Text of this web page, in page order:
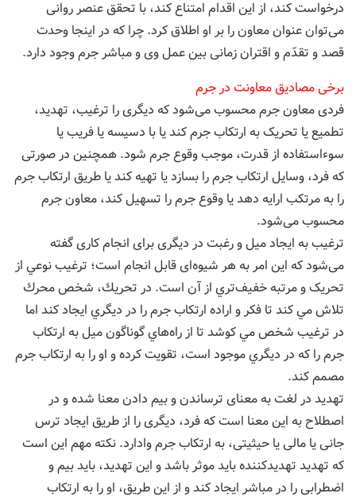
درخواست کند، از این اقدام امتناع کند، با تحقق عنصر روانی
می‌توان عنوان معاون را بر او اطلاق کرد. چرا که در اینجا وحدت
قصد و تقدّم و اقتران زمانی بین عمل وی و مباشر جرم وجود دارد.
برخی مصادیق معاونت در جرم
فردی معاون جرم محسوب می‌شود که دیگری را ترغیب، تهدید،
تطمیع یا تحریک به ارتکاب جرم کند یا با دسیسه یا فریب یا
سوءاستفاده از قدرت، موجب وقوع جرم شود. همچنین در صورتی
که فرد، وسایل ارتکاب جرم را بسازد یا تهیه کند یا طریق ارتکاب جرم
را به مرتکب ارایه دهد یا وقوع جرم را تسهیل کند، معاون جرم
محسوب می‌شود.
ترغیب به ایجاد میل و رغبت در دیگری برای انجام کاری گفته
می‌شود که این امر به هر شیوه‌ای قابل انجام است؛ ترغيب نوعي از
تحريک و مرتبه خفيف‌تري از آن است. در تحريك، شخص محرك
تلاش مي كند تا فكر و اراده ارتكاب جرم را در ديگري ايجاد کند اما
در ترغيب شخص مي كوشد تا از راه‌هاي گوناگون ميل به ارتكاب
جرم را كه در ديگري موجود است، تقويت کرده و او را به ارتكاب جرم
مصمم کند.
تهدید در لغت به معنای ترساندن و بیم دادن معنا شده و در
اصطلاح به این معنا است که فرد، دیگری را از طریق ایجاد ترس
جانی یا مالی یا حیثیتی، به ارتکاب جرم وادارد. نکته مهم این است
که تهدید تهدیدکننده باید موثر باشد و این تهدید، باید بیم و
اضطرابی را در مباشر ایجاد کند و از این طریق، او را به ارتکاب